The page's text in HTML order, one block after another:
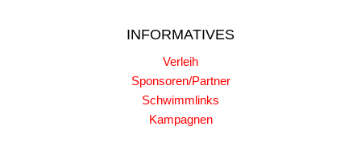
INFORMATIVES
Verleih
Sponsoren/Partner
Schwimmlinks
Kampagnen